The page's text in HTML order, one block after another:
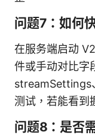
问题7：如何
在服务端启动
件或手动对比字
streamSettings
测试，若能看到
问题8：是否